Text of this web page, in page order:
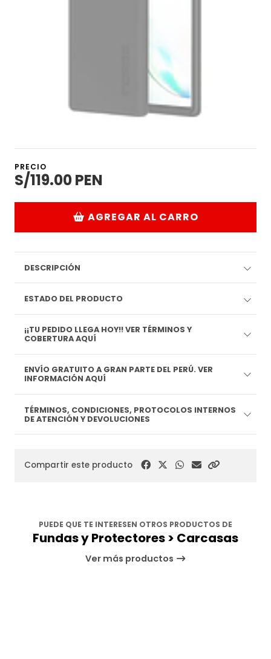
PRECIO
S/119.00 PEN
AGREGAR AL CARRO
DESCRIPCIÓN
ESTADO DEL PRODUCTO
¡¡TU PEDIDO LLEGA HOY!! VER TÉRMINOS Y
COBERTURA AQUÍ
ENVÍO GRATUITO A GRAN PARTE DEL PERÚ. VER
INFORMACIÓN AQUÍ
TÉRMINOS, CONDICIONES, PROTOCOLOS INTERNOS
DE ATENCIÓN Y DEVOLUCIONES
Compartir este producto
PUEDE QUE TE INTERESEN OTROS PRODUCTOS DE
Fundas y Protectores > Carcasas
Ver más productos